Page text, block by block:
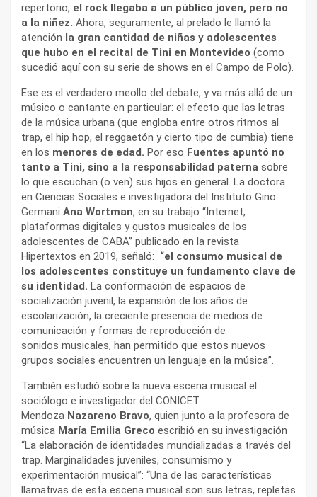
repertorio, el rock llegaba a un público joven, pero no
a la niñez. Ahora, seguramente, al prelado le llamó la
atención la gran cantidad de niñas y adolescentes
que hubo en el recital de Tini en Montevideo (como
sucedió aquí con su serie de shows en el Campo de Polo).
Ese es el verdadero meollo del debate, y va más allá de un
músico o cantante en particular: el efecto que las letras
de la música urbana (que engloba entre otros ritmos al
trap, el hip hop, el reggaetón y cierto tipo de cumbia) tiene
en los menores de edad. Por eso Fuentes apuntó no
tanto a Tini, sino a la responsabilidad paterna sobre
lo que escuchan (o ven) sus hijos en general. La doctora
en Ciencias Sociales e investigadora del Instituto Gino
Germani Ana Wortman, en su trabajo “Internet,
plataformas digitales y gustos musicales de los
adolescentes de CABA” publicado en la revista
Hipertextos en 2019, señaló: “el consumo musical de
los adolescentes constituye un fundamento clave de
su identidad. La conformación de espacios de
socialización juvenil, la expansión de los años de
escolarización, la creciente presencia de medios de
comunicación y formas de reproducción de
sonidos musicales, han permitido que estos nuevos
grupos sociales encuentren un lenguaje en la música”.
También estudió sobre la nueva escena musical el
sociólogo e investigador del CONICET
Mendoza Nazareno Bravo, quien junto a la profesora de
música María Emilia Greco escribió en su investigación
“La elaboración de identidades mundializadas a través del
trap. Marginalidades juveniles, consumismo y
experimentación musical”: “Una de las características
llamativas de esta escena musical son sus letras, repletas